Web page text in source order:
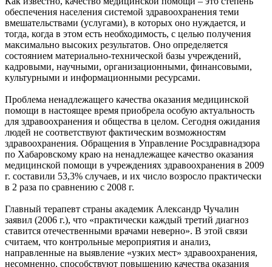
обеспечения населения системой здравоохранения теми
вмешательствами (услугами), в которых оно нуждается, и
тогда, когда в этом есть необходимость, с целью получения
максимально высоких результатов. Оно определяется
состоянием материально-технической базы учреждений,
кадровыми, научными, организационными, финансовыми,
культурными и информационными ресурсами.
Проблема ненадлежащего качества оказания медицинской
помощи в настоящее время приобрела особую актуальность
для здравоохранения и общества в целом. Сегодня ожидания
людей не соответствуют фактическим возможностям
здравоохранения. Обращения в Управление Росздравнадзора
по Хабаровскому краю на ненадлежащее качество оказания
медицинской помощи в учреждениях здравоохранения в 2009
г. составили 53,3% случаев, и их число возросло практически
в 2 раза по сравнению с 2008 г.
Главный терапевт страны академик Александр Чучалин
заявил (2006 г.), что «практически каждый третий диагноз
ставится отечественными врачами неверно». В этой связи
считаем, что контрольные мероприятия и анализ,
направленные на выявление «узких мест» здравоохранения,
несомненно, способствуют повышению качества оказания